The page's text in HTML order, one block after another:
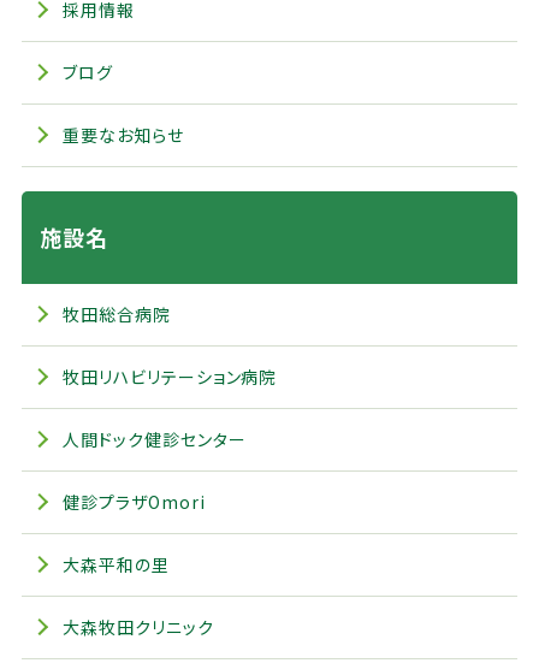
採用情報
ブログ
重要なお知らせ
施設名
牧田総合病院
牧田リハビリテーション病院
人間ドック健診センター
健診プラザOmori
大森平和の里
大森牧田クリニック